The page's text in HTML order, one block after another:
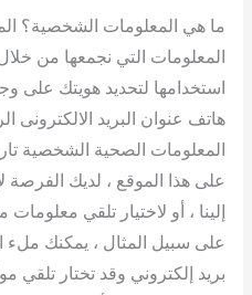
ما هي المعلومات الشخصية؟
المعلومات التي نجمعها من خلال
استخدامها لتحديد هويتك على
هاتف عنوان البريد الالكترونى
المعلومات الصحية الشخصية
على هذا الموقع ، لديك
إلينا ، أو لاختيار تلقي
على سبيل المثال ، يمكنك ملء
بريد إلكتروني وقد تختار تلقي